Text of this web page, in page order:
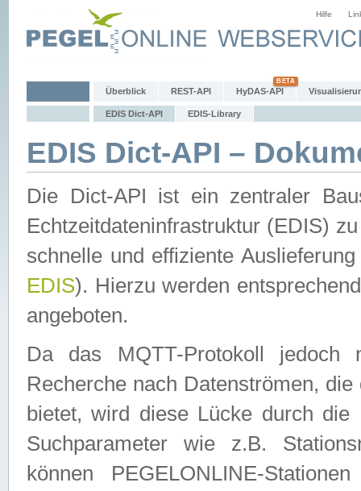
Hilfe
Überblick REST-API HyDAS-API
EDIS Dict-API EDIS-Library
EDIS Dict-API –
Die Dict-API ist ein zentraler
Echtzeitdateninfrastruktur (EDIS)
schnelle und effiziente
EDIS). Hierzu werden
angeboten.
Da das MQTT-Protokoll jedoch
Recherche nach Datenströmen,
bietet, wird diese Lücke durch die
Suchparameter wie z.B.
können PEGELONLINE-